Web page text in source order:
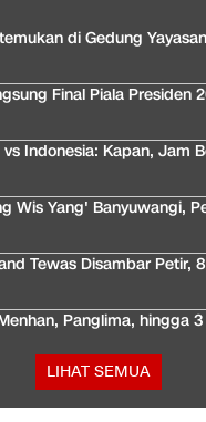
di Gedung
Final Piala Presiden
Indonesia: Kapan, Jam
Wis Yang' Banyuwangi,
Tewas Disambar Petir,
Panglima, hingga
LIHAT SEMUA